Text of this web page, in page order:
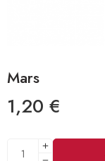
Mars
1,20 €
Alternative: